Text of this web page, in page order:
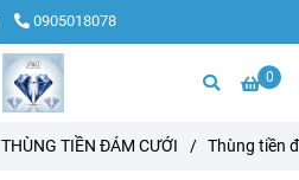
0905018078
0
THÙNG TIỀN ĐÁM CƯỚI / Thùng tiền